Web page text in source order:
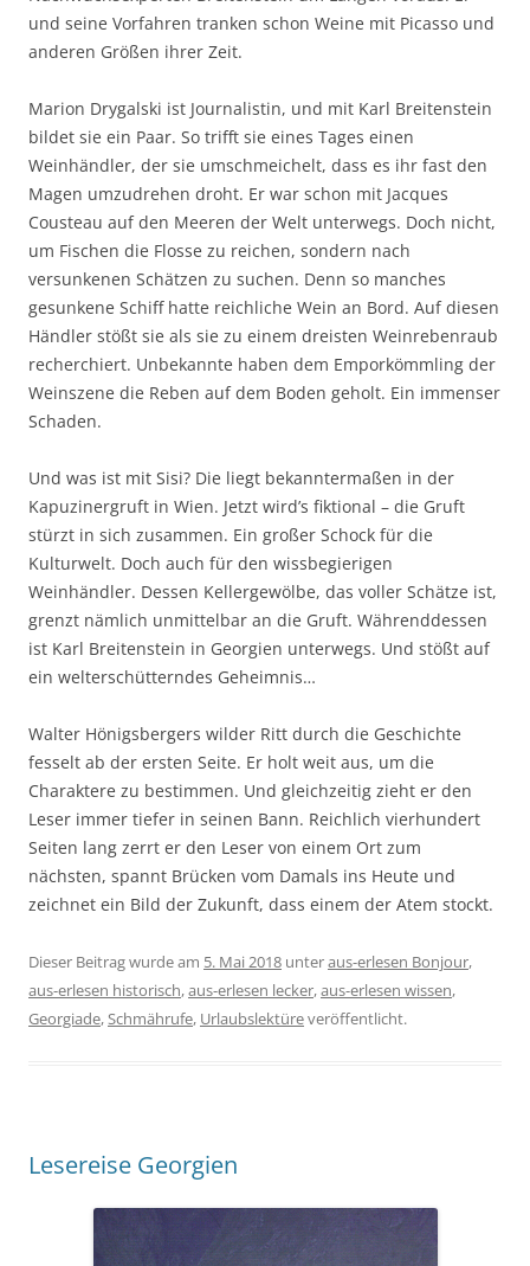
und seine Vorfahren tranken schon Weine mit Picasso und
anderen Größen ihrer Zeit.
Marion Drygalski ist Journalistin, und mit Karl Breitenstein
bildet sie ein Paar. So trifft sie eines Tages einen
Weinhändler, der sie umschmeichelt, dass es ihr fast den
Magen umzudrehen droht. Er war schon mit Jacques
Cousteau auf den Meeren der Welt unterwegs. Doch nicht,
um Fischen die Flosse zu reichen, sondern nach
versunkenen Schätzen zu suchen. Denn so manches
gesunkene Schiff hatte reichliche Wein an Bord. Auf diesen
Händler stößt sie als sie zu einem dreisten Weinrebenraub
recherchiert. Unbekannte haben dem Emporkömmling der
Weinszene die Reben auf dem Boden geholt. Ein immenser
Schaden.
Und was ist mit Sisi? Die liegt bekanntermaßen in der
Kapuzinergruft in Wien. Jetzt wird’s fiktional – die Gruft
stürzt in sich zusammen. Ein großer Schock für die
Kulturwelt. Doch auch für den wissbegierigen
Weinhändler. Dessen Kellergewölbe, das voller Schätze ist,
grenzt nämlich unmittelbar an die Gruft. Währenddessen
ist Karl Breitenstein in Georgien unterwegs. Und stößt auf
ein welterschütterndes Geheimnis…
Walter Hönigsbergers wilder Ritt durch die Geschichte
fesselt ab der ersten Seite. Er holt weit aus, um die
Charaktere zu bestimmen. Und gleichzeitig zieht er den
Leser immer tiefer in seinen Bann. Reichlich vierhundert
Seiten lang zerrt er den Leser von einem Ort zum
nächsten, spannt Brücken vom Damals ins Heute und
zeichnet ein Bild der Zukunft, dass einem der Atem stockt.
Dieser Beitrag wurde am 5. Mai 2018 unteraus-erlesen Bonjour,
aus-erlesen historisch,aus-erlesen lecker,aus-erlesen wissen,
Georgiade,Schmährufe, Urlaubslektüreveröffentlicht.
Lesereise Georgien